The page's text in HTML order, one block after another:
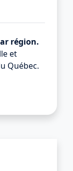
région.
et
Québec.